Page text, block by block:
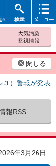
閉じる
３）警報が発表
報RSS
大気汚染
監視情報
検索
メニュ
年3月26日